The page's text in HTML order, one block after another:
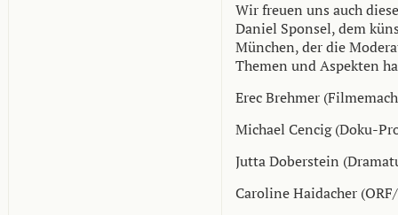
Wir freuen uns auch
Daniel Sponsel, dem
München, der die
Themen und Aspekten
Erec Brehmer
Michael Cencig (Doku-
Jutta Doberstein
Caroline Haidacher